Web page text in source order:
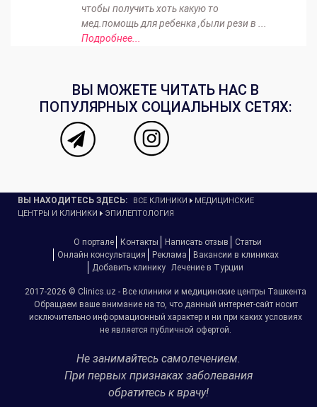
чтобы получить хоть какую то
мед.помощь для ребенка ,были рези в ...
Подробнее...
ВЫ МОЖЕТЕ ЧИТАТЬ НАС В
ПОПУЛЯРНЫХ СОЦИАЛЬНЫХ СЕТЯХ:
ВЫ НАХОДИТЕСЬ ЗДЕСЬ: ВСЕ КЛИНИКИ
МЕДИЦИНСКИЕ
ЦЕНТРЫ И КЛИНИКИ
ЭПИЛЕПТОЛОГИЯ
О портале Контакты Написать отзыв
Статьи
Онлайн консультация
Реклама
Вакансии в клиниках
Добавить клинику
Лечение в Турции
2017-2026 © Clinics.uz - Все клиники и медицинские центры Ташкента
Обращаем ваше внимание на то, что данный интернет-сайт носит
исключительно информационный характер и ни при каких условиях
не является публичной офертой.
Не занимайтесь самолечением.
При первых признаках заболевания
обратитесь к врачу!